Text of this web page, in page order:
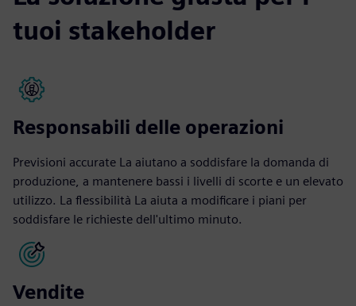
tuoi stakeholder
Responsabili delle operazioni
Previsioni accurate La aiutano a soddisfare la domanda di
produzione, a mantenere bassi i livelli di scorte e un elevato
utilizzo. La flessibilità La aiuta a modificare i piani per
soddisfare le richieste dell'ultimo minuto.
Vendite